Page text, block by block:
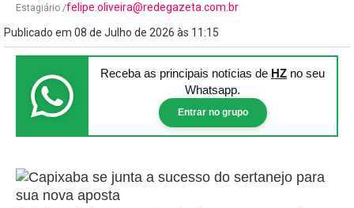
Estagiário /felipe.oliveira@redegazeta.com.br
Publicado em 08 de Julho de 2026 às 11:15
Receba as principais notícias de HZ no seu
Whatsapp.
Entrar no grupo